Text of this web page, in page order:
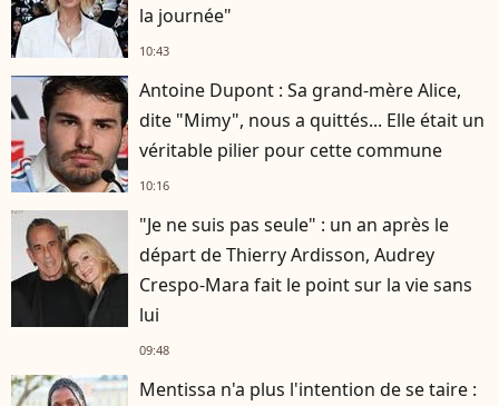
la journée"
10:43
Antoine Dupont : Sa grand-mère Alice,
dite "Mimy", nous a quittés... Elle était un
véritable pilier pour cette commune
10:16
"Je ne suis pas seule" : un an après le
départ de Thierry Ardisson, Audrey
Crespo-Mara fait le point sur la vie sans
lui
09:48
Mentissa n'a plus l'intention de se taire :